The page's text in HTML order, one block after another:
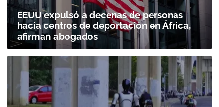
EEUU expulsó a decenas de personas
hacia centros de deportación en África,
afirman abogados